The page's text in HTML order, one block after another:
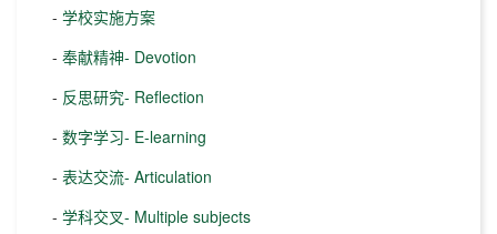
- 学校实施方案
- 奉献精神- Devotion
- 反思研究- Reflection
- 数字学习- E-learning
- 表达交流- Articulation
- 学科交叉- Multiple subjects